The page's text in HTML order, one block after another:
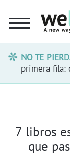
NO TE
primera fila:
7 libros
que